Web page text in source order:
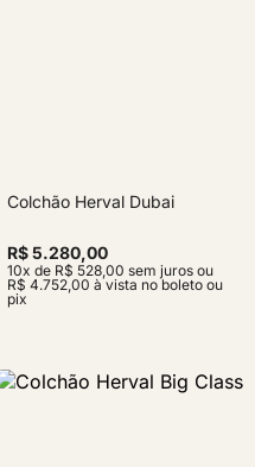
Colchão Herval Dubai
R$ 5.280,00
10x de R$ 528,00 sem juros ou
R$ 4.752,00 à vista no boleto ou
pix